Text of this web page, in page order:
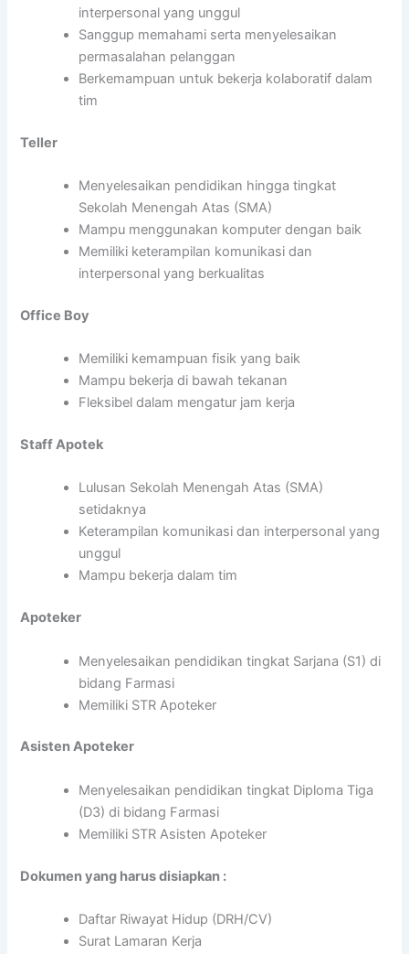
interpersonal yang unggul
Sanggup memahami serta menyelesaikan
permasalahan pelanggan
Berkemampuan untuk bekerja kolaboratif dalam
tim
Teller
Menyelesaikan pendidikan hingga tingkat
Sekolah Menengah Atas (SMA)
Mampu menggunakan komputer dengan baik
Memiliki keterampilan komunikasi dan
interpersonal yang berkualitas
Office Boy
Memiliki kemampuan fisik yang baik
Mampu bekerja di bawah tekanan
Fleksibel dalam mengatur jam kerja
Staff Apotek
Lulusan Sekolah Menengah Atas (SMA)
setidaknya
Keterampilan komunikasi dan interpersonal yang
unggul
Mampu bekerja dalam tim
Apoteker
Menyelesaikan pendidikan tingkat Sarjana (S1) di
bidang Farmasi
Memiliki STR Apoteker
Asisten Apoteker
Menyelesaikan pendidikan tingkat Diploma Tiga
(D3) di bidang Farmasi
Memiliki STR Asisten Apoteker
Dokumen yang harus disiapkan :
Daftar Riwayat Hidup (DRH/CV)
Surat Lamaran Kerja